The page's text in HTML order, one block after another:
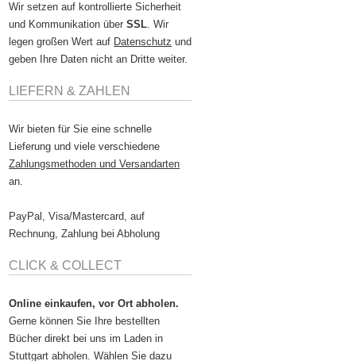
Wir setzen auf kontrollierte Sicherheit
und Kommunikation überSSL. Wir
legen großen Wert auf Datenschutz und
geben Ihre Daten nicht an Dritte weiter.
LIEFERN & ZAHLEN
Wir bieten für Sie eine schnelle
Lieferung und viele verschiedene
Zahlungsmethoden und Versandarten
an.
PayPal, Visa/Mastercard, auf
Rechnung, Zahlung bei Abholung
CLICK & COLLECT
Online einkaufen, vor Ort abholen.
Gerne können Sie Ihre bestellten
Bücher direkt bei uns im Laden in
Stuttgart abholen. Wählen Sie dazu